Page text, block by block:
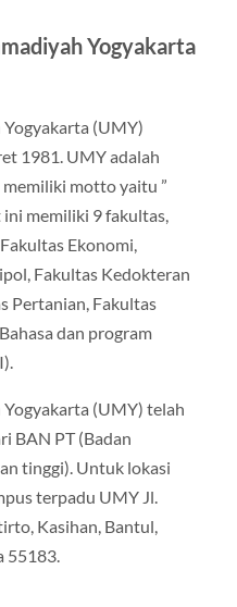
Yogyakarta
(UMY)
1981. UMY adalah
motto yaitu ”
memiliki 9 fakultas,
Ekonomi,
Fakultas Kedokteran
Pertanian, Fakultas
dan program
(UMY) telah
BAN PT (Badan
tinggi). Untuk lokasi
terpadu UMY Jl.
Kasihan, Bantul,
55183.